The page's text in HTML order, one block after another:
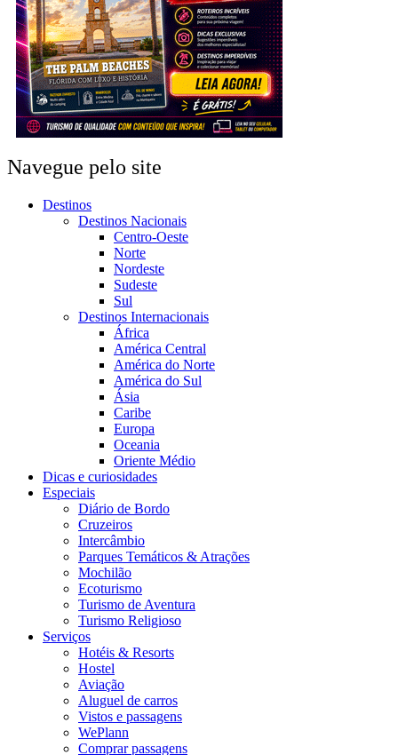
Navegue pelo site
Destinos
Destinos Nacionais
Centro-Oeste
Norte
Nordeste
Sudeste
Sul
Destinos Internacionais
África
América Central
América do Norte
América do Sul
Ásia
Caribe
Europa
Oceania
Oriente Médio
Dicas e curiosidades
Especiais
Diário de Bordo
Cruzeiros
Intercâmbio
Parques Temáticos & Atrações
Mochilão
Ecoturismo
Turismo de Aventura
Turismo Religioso
Serviços
Hotéis & Resorts
Hostel
Aviação
Aluguel de carros
Vistos e passagens
WePlann
Comprar passagens